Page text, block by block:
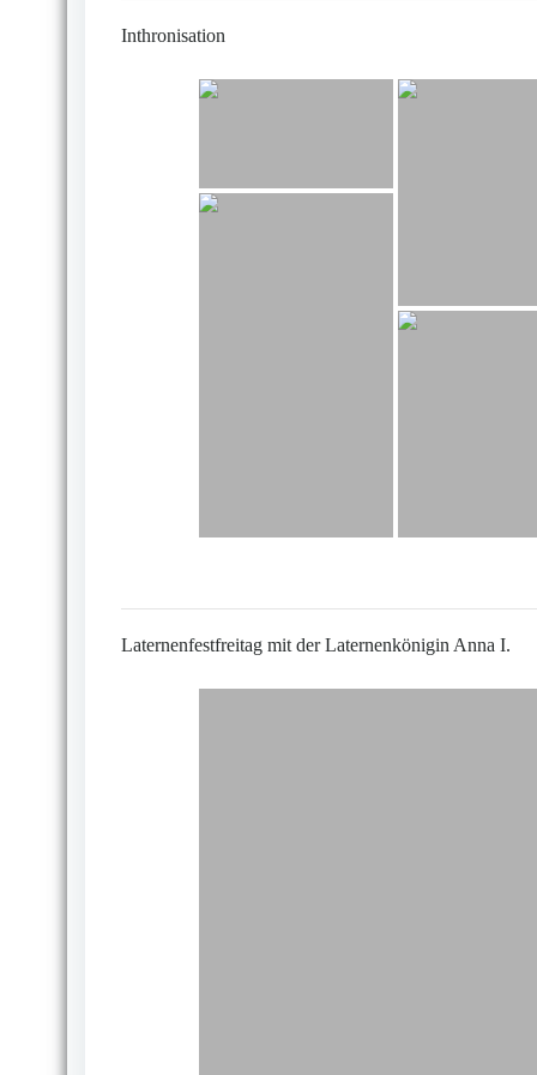
Inthronisation
Laternenfestfreitag mit der Laternenkönigin Anna I.